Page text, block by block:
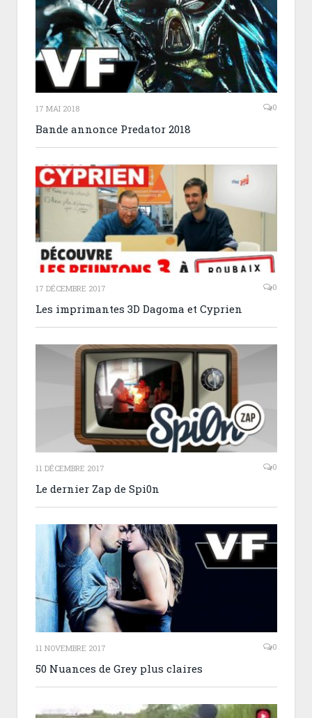
17 MAI 2018 0
Bande annonce Predator 2018
17 DÉCEMBRE 2017 0
Les imprimantes 3D Dagoma et Cyprien
11 DÉCEMBRE 2017 0
Le dernier Zap de Spi0n
11 NOVEMBRE 2017 0
50 Nuances de Grey plus claires